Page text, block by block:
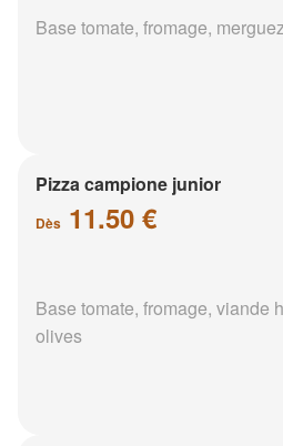
Base tomate, fromage,
Pizza campione junior
Dès 11.50 €
Base tomate, fromage, viande
olives